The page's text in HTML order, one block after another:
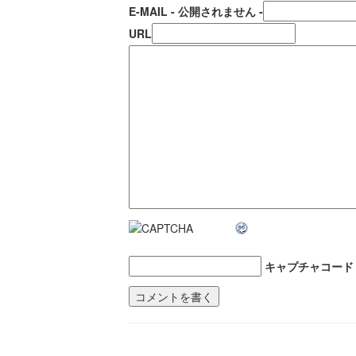
E-MAIL - 公開されません -
URL
キャプチャコード